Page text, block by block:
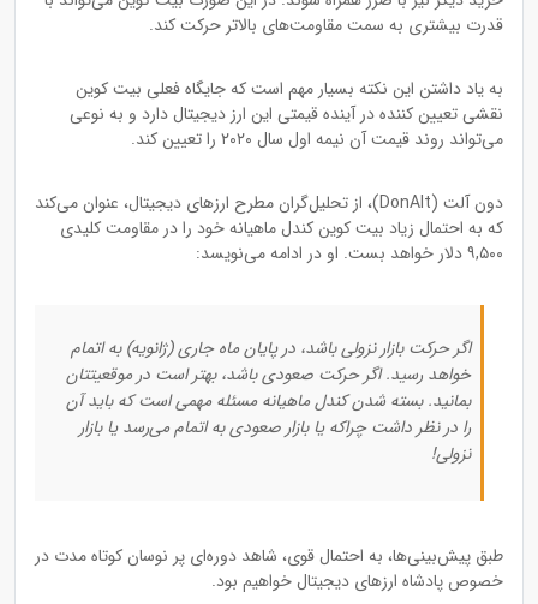
قدرت بیشتری به سمت مقاومت‌های بالاتر حرکت کند.
به یاد داشتن این نکته بسیار مهم است که جایگاه فعلی بیت کوین
نقشی تعیین کننده در آینده قیمتی این ارز دیجیتال دارد و به نوعی
می‌تواند روند قیمت آن نیمه اول سال ۲۰۲۰ را تعیین کند.
دون آلت (DonAlt)، از تحلیل‌گران مطرح ارزهای دیجیتال، عنوان می‌کند
که به احتمال زیاد بیت کوین کندل ماهیانه خود را در مقاومت کلیدی
۹,۵۰۰ دلار خواهد بست. او در ادامه می‌نویسد:
اگر حرکت بازار نزولی باشد، در پایان ماه جاری (ژانویه) به اتمام
خواهد رسید. اگر حرکت صعودی باشد، بهتر است در موقعیتتان
بمانید. بسته شدن کندل ماهیانه مسئله مهمی است که باید آن
را در نظر داشت چراکه یا بازار صعودی به اتمام می‌رسد یا بازار
نزولی!
طبق پیش‌بینی‌ها، به احتمال قوی، شاهد دوره‌ای پر نوسان کوتاه مدت در
خصوص پادشاه ارزهای دیجیتال خواهیم بود.